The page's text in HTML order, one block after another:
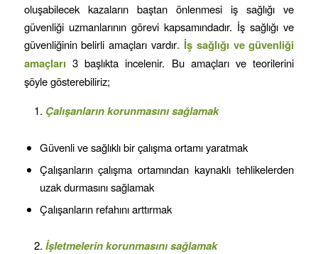
oluşabilecek kazaların baştan önlenmesi iş sağlığı ve
güvenliği uzmanlarının görevi kapsamındadır. İş sağlığı ve
güvenliğinin belirli amaçları vardır. İş sağlığı ve güvenliği
amaçları 3 başlıkta incelenir. Bu amaçları ve teorilerini
şöyle gösterebiliriz;
Çalışanların korunmasını sağlamak
Güvenli ve sağlıklı bir çalışma ortamı yaratmak
Çalışanların çalışma ortamından kaynaklı tehlikelerden
uzak durmasını sağlamak
Çalışanların refahını arttırmak
İşletmelerin korunmasını sağlamak